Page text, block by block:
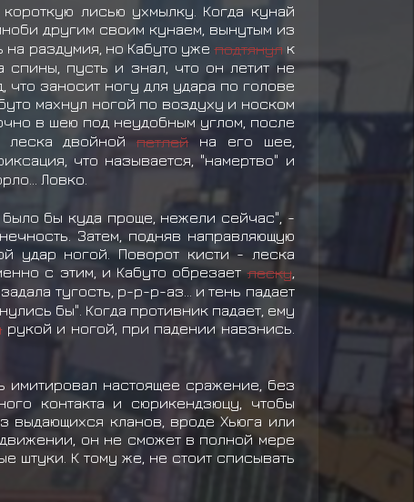
лисью ухмылку. Когда кунай
другим своим кунаем, вынутым из
на раздумия, но Кабуто ужеподтянулк
пусть и знал, что он летит не
что заносит ногу для удара по голове
махнул ногой по воздуху и носком
в шею под неудобным углом, после
леска двойнойпетлей на его шее,
что называется, "намертво" и
Ловко.
было бы куда проще, нежели сейчас", -
Затем, подняв направляющую
удар ногой. Поворот кисти - леска
с этим, и Кабуто обрезаетлеску,
тугость, р-р-р-аз... и тень падает
бы". Когда противник падает, ему
рукой и ногой, при падении навзнись.
настоящее сражение, без
контакта и сюрикендзюцу, чтобы
выдающихся кланов, вроде Хьюга или
он не сможет в полной мере
штуки. К тому же, не стоит списывать